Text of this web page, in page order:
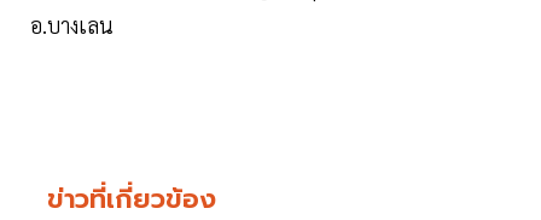
อ.บางเลน
ข่าวที่เกี่ยวข้อง